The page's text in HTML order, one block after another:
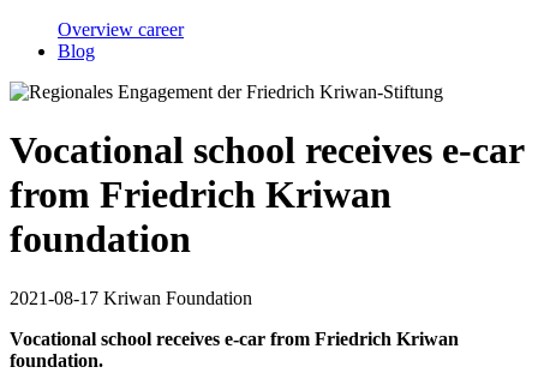
Overview career
Blog
Vocational school receives e-car
from Friedrich Kriwan
foundation
2021-08-17 Kriwan Foundation
Vocational school receives e-car from Friedrich Kriwan
foundation.